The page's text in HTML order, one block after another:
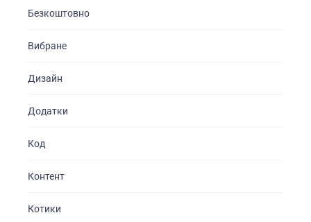
Безкоштовно
Вибране
Дизайн
Додатки
Код
Контент
Котики